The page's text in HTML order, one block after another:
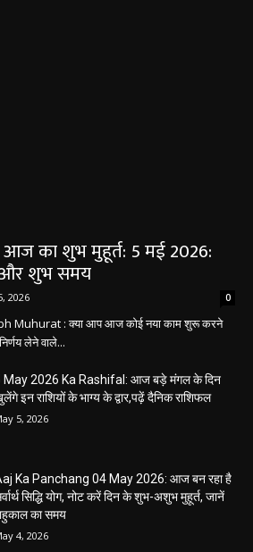
आज का शुभ मुहूर्त: 5 मई 2026:
और शुभ समय
2026 0
Muhurat : क्या आप आज कोई नया काम शुरू करने
लेने वाले...
May 2026 Ka Rashifal: आज बड़े मंगल के दिन
इन राशियों के भाग्य के द्वार,पढ़ें दैनिक राशिफल
5, 2026
Ka Panchang 04 May 2026: आज बन रहा है
सिद्धि योग, नोट करें दिन के शुभ-अशुभ मुहूर्त, जानें
का समय
4, 2026